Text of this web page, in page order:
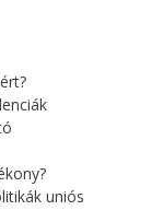
uniós